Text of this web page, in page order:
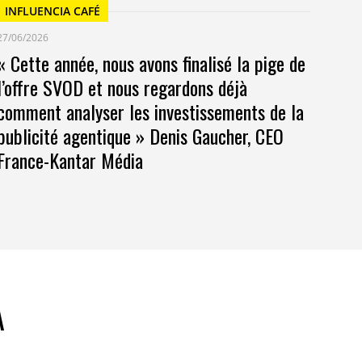
INFLUENCIA CAFÉ
06/2026
Cette année, nous avons finalisé la pige de
SVOD et nous regardons déjà
analyser les investissements de la
agentique » Denis Gaucher, CEO
Kantar Média